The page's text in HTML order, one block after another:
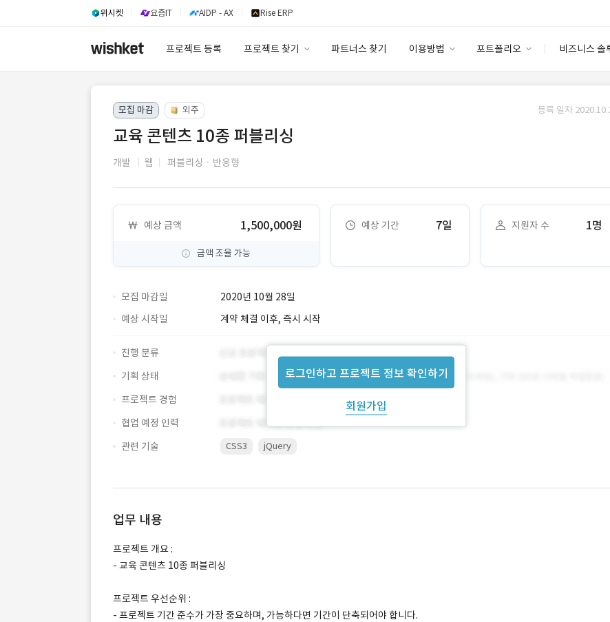
위시켓 요즘IT AIDP - AX Rise ERP
프로젝트 등록 프로젝트 찾기 파트너스 찾기 이용방법 포트폴리오 비즈니스 솔
안심 코드 케
모집 마감 외주 등록 일자
교육 콘텐츠 10종 퍼블리싱
개발 웹 퍼블리싱ㆍ반응형
예상 금액 1,500,000원
금액 조율 가능
예상 기간 7일 지원자 수 1명
모집 마감일 2020년 10월 28일
로그인하고 프로젝트 정보 확인하기
회원가입
예상 시작일 계약 체결 이후, 즉시 시작
진행 분류
기획 상태
프로젝트 경험
협업 예정 인력
관련 기술
CSS3 jQuery
업무 내용
프로젝트 개요 :
- 교육 콘텐츠 10종 퍼블리싱
프로젝트 우선순위 :
- 프로젝트 기간 준수가 가장 중요하며, 가능하다면 기간이 단축되어야 합니다.